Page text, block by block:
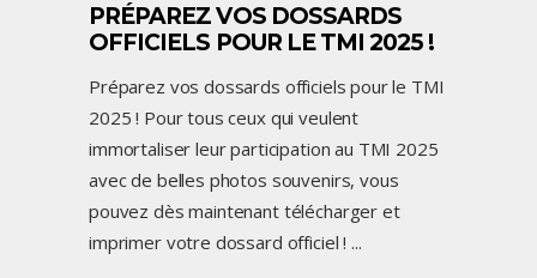
PRÉPAREZ VOS DOSSARDS
OFFICIELS POUR LE TMI 2025 !
Préparez vos dossards officiels pour le TMI
2025 ! Pour tous ceux qui veulent
immortaliser leur participation au TMI 2025
avec de belles photos souvenirs, vous
pouvez dès maintenant télécharger et
imprimer votre dossard officiel !